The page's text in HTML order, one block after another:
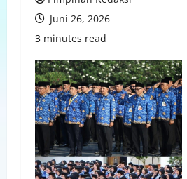
Juni 26, 2026
3 minutes read